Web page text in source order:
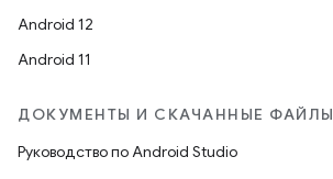
Android 12
Android 11
ДОКУМЕНТЫ И СКАЧАННЫЕ ФАЙЛЫ
Руководство по Android Studio